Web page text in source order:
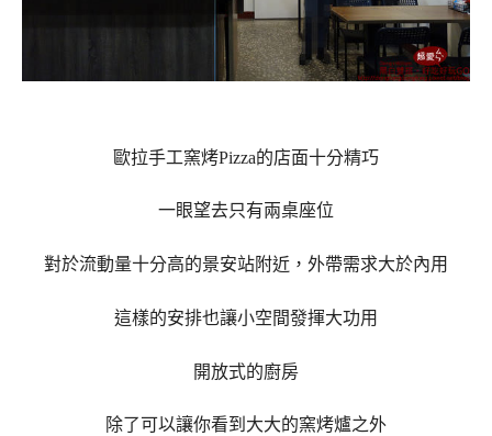
歐拉手工窯烤Pizza的店面十分精巧
一眼望去只有兩桌座位
對於流動量十分高的景安站附近，外帶需求大於內用
這樣的安排也讓小空間發揮大功用
開放式的廚房
除了可以讓你看到大大的窯烤爐之外